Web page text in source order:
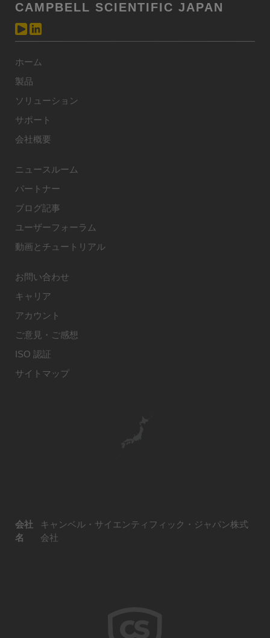
CAMPBELL SCIENTIFIC JAPAN
ホーム
製品
ソリューション
サポート
会社概要
ニュースルーム
パートナー
ブログ記事
ユーザーフォーラム
動画とチュートリアル
お問い合わせ
キャリア
アカウント
ご意見・ご感想
ISO 認証
サイトマップ
会社
名
キャンベル・サイエンティフィック・ジャパン株式
会社